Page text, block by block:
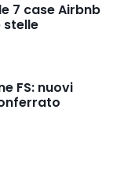
7 case Airbnb
stelle
FS: nuovi